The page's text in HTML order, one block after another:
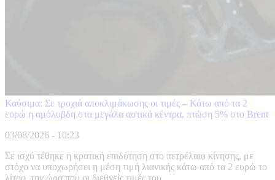
Καύσιμα: Σε τροχιά αποκλιμάκωσης οι τιμές – Κάτω από τα 2
ευρώ η αμόλυβδη στα μεγάλα αστικά κέντρα, πτώση 5% στο Brent
03/08/2026 - 10:23
Σε ισχύ τέθηκε η κρατική επιδότηση στο πετρέλαιο κίνησης, με
στόχο να υποχωρήσει η μέση τιμή λιανικής κάτω από τα 2 ευρώ το